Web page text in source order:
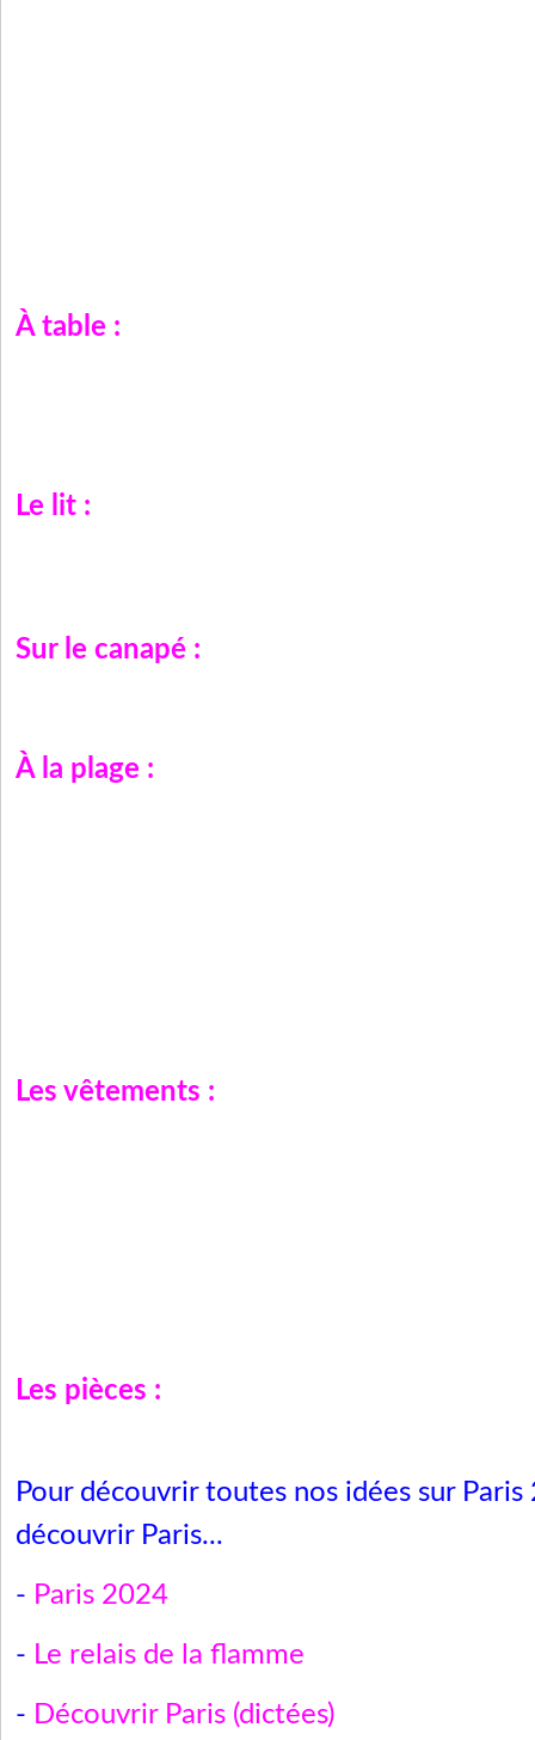
À table :
Le lit :
Sur le canapé :
À la plage :
Les vêtements :
Les pièces :
Pour découvrir toutes nos idées sur
découvrir Paris...
- Paris 2024
- Le relais de la flamme
- Découvrir Paris (dictées)